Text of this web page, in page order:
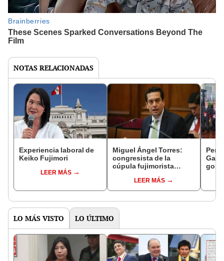
NOTAS RELACIONADAS
Experiencia laboral de
Keiko Fujimori
LEER MÁS
Miguel Ángel Torres:
congresista de la
cúpula fujimorista
del SenadoLEER MÁS
LO MÁS VISTO LO ÚLTIMO